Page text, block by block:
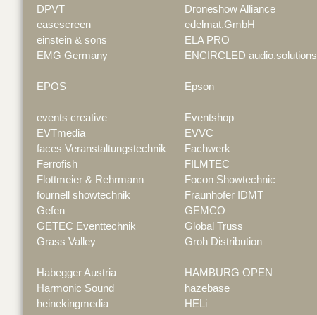
DPVT
Droneshow Alliance
easescreen
edelmat.GmbH
einstein & sons
ELA PRO
EMG Germany
ENCIRCLED audio.solutions
EPOS
Epson
events creative
Eventshop
EVTmedia
EVVC
faces Veranstaltungstechnik
Fachwerk
Ferrofish
FILMTEC
Flottmeier & Rehrmann
Focon Showtechnic
fournell showtechnik
Fraunhofer IDMT
Gefen
GEMCO
GETEC Eventtechnik
Global Truss
Grass Valley
Groh Distribution
Habegger Austria
HAMBURG OPEN
Harmonic Sound
hazebase
heinekingmedia
HELi